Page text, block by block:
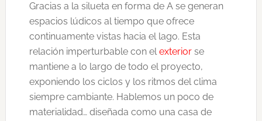
Gracias a la silueta en forma de A se generan
espacios lúdicos al tiempo que ofrece
continuamente vistas hacia el lago. Esta
relación imperturbable con elexteriorse
mantiene a lo largo de todo el proyecto,
exponiendo los ciclos y los ritmos del clima
siempre cambiante. Hablemos un poco de
materialidad… diseñada como una casa de